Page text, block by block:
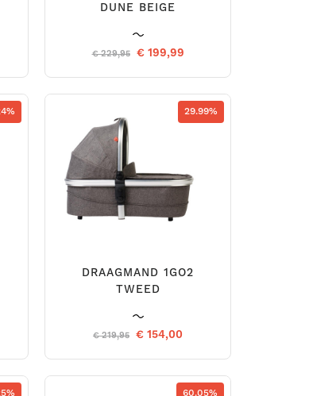
DUNE BEIGE
€ 229,95 € 199,99
29.99%
DRAAGMAND 1GO2
TWEED
€ 219,95 € 154,00
60.05%